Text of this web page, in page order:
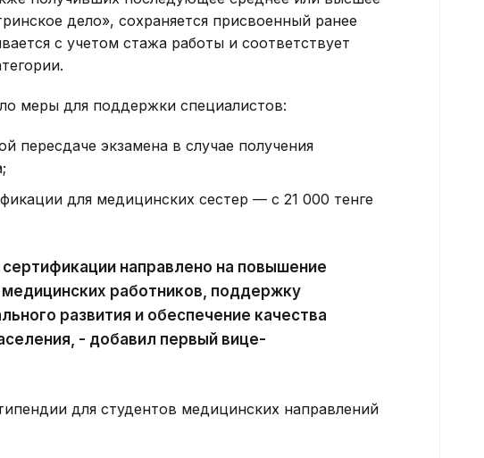
дело», сохраняется присвоенный ранее
с учетом стажа работы и соответствует
меры для поддержки специалистов:
пересдаче экзамена в случае получения
для медицинских сестер — с 21 000 тенге
направлено на повышение
работников, поддержку
развития и обеспечение качества
- добавил первый вице-
для студентов медицинских направлений